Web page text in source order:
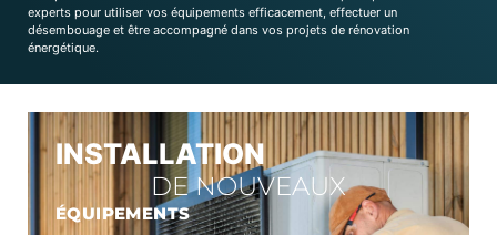
experts pour utiliser vos équipements efficacement, effectuer un
désembouage et être accompagné dans vos projets de rénovation
énergétique.
INSTALLATION
DE NOUVEAUX
ÉQUIPEMENTS